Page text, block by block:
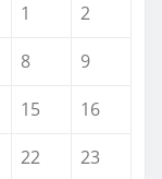
1
2
8
9
15
16
22
23